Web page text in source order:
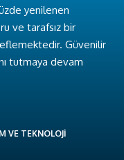
yenilenen
ve tarafsız bir
Güvenilir
tutmaya devam
VE TEKNOLOJİ